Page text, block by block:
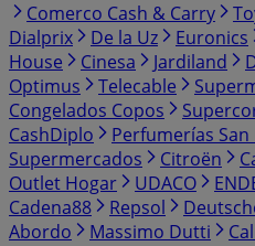
Comerco Cash & Carry
Dialprix
De la Uz Euronics
House
Cinesa Jardiland
Optimus
Telecable
Congelados Copos
CashDiplo
Perfumerías San
Supermercados
Citroën
Outlet Hogar
UDACO
Cadena88
Repsol
Abordo
Massimo Dutti